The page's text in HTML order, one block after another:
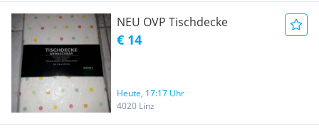
NEU OVP Tischdecke
€ 14
Heute, 17:17 Uhr
4020 Linz